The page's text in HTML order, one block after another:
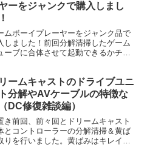
ーをジャンクで購入しまし
ムボーイプレーヤーをジャンク品で
しました！前回分解清掃したゲーム
ーブに合体させて起動できるかチェ
リームキャストのドライブユニ
分解やAVケーブルの特徴な
DC修復雑談編）
き前回、前々回とドリームキャスト
とコントローラーの分解清掃＆黄ば
りを行いました。黄ばみはキレイに